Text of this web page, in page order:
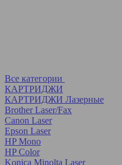
Все категории
КАРТРИДЖИ
КАРТРИДЖИ Лазерные
Brother Laser/Fax
Canon Laser
Epson Laser
HP Mono
HP Color
Konica Minolta Laser